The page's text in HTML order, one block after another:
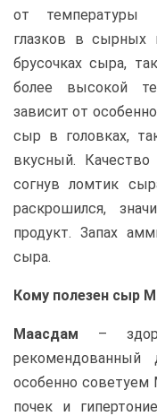
от температуры
глазков в сырных
брусочках сыра,
более высокой
зависит от
сыр в головках,
вкусный.
согнув ломтик
раскрошился,
продукт. Запах
сыра.
Кому полезен сыр
Маасдам –
рекомендованный
особенно
почек и